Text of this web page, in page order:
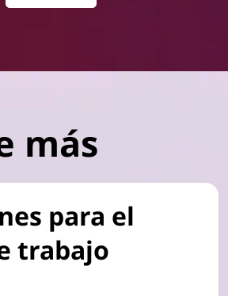
más
para el
trabajo